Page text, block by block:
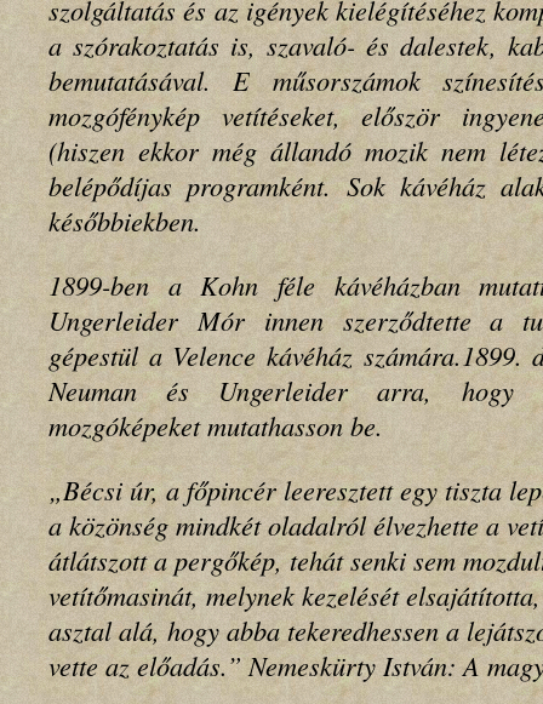
szolgáltatás és az igények kielégítéséhez
a szórakoztatás is, szavaló- és dalestek,
bemutatásával. E műsorszámok
mozgófénykép vetítéseket, először
(hiszen ekkor még állandó mozik nem
belépődíjas programként. Sok kávéház
későbbiekben.
1899-ben a Kohn féle kávéházban
Ungerleider Mór innen szerződtette a
gépestül a Velence kávéház számára.1899.
Neuman és Ungerleider arra, hogy
mozgóképeket mutathasson be.
„Bécsi úr, a főpincér leeresztett egy tiszta
a közönség mindkét oladalról élvezhette a
átlátszott a pergőkép, tehát senki sem
vetítőmasinát, melynek kezelését
asztal alá, hogy abba tekeredhessen a
vette az előadás.”Nemeskürty István: A